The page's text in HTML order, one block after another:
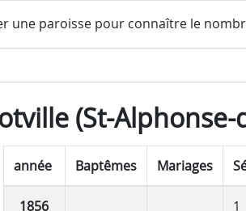
une paroisse pour connaître le
(St-
année Baptêmes Mariages
1856 1